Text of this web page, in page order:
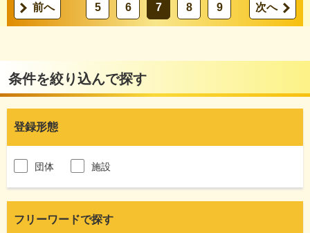
前へ 5 6 7 8 9 次へ
条件を絞り込んで探す
登録形態
団体 施設
フリーワードで探す